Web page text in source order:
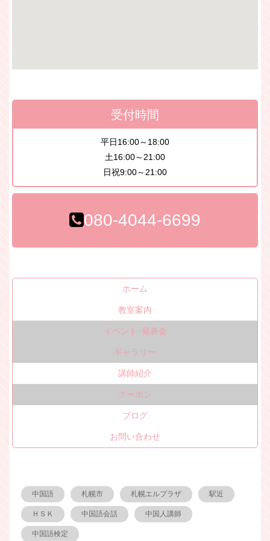
受付時間
平日16:00～18:00
土16:00～21:00
日祝9:00～21:00
080-4044-6699
ホーム
教室案内
イベント･発表会
ギャラリー
講師紹介
クーポン
ブログ
お問い合わせ
中国語 札幌市 札幌エルプラザ 駅近
ＨＳＫ 中国語会話 中国人講師
中国語検定